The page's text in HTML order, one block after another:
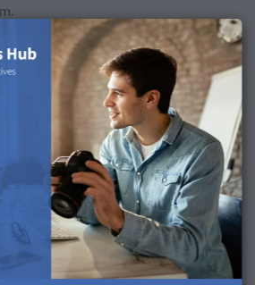
po 36 mesiacoch, ak počas
aktívne používaný. Ak konáme ako
článku 28 GDPR, vymazanie sa
zdokumentovaných pokynov
účet, môže tiež kedykoľvek
vymazať údaje aj samotný účet.
automaticky sa vymažú aj všetky
údajov o projektoch, údajov o
údajov, pokiaľ tieto údaje nie sú